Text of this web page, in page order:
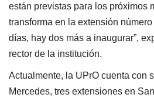
están previstas para los próximos
transforma en la extensión
días, hay dos más a inaugurar”,
rector de la institución.
Actualmente, la UPrO cuenta con
Mercedes, tres extensiones en